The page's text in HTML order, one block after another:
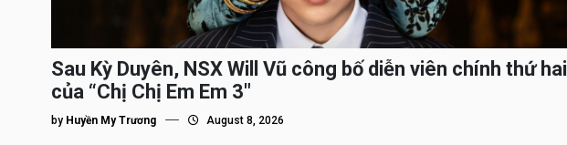
Sau Kỳ Duyên, NSX Will Vũ công bố diễn viên chính thứ hai
của “Chị Chị Em Em 3″
by Huyền My Trương August 8, 2026